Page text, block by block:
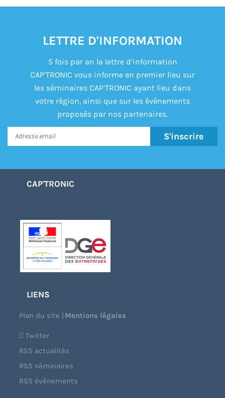
LETTRE D'INFORMATION
5 fois par an la lettre d’information
CAP’TRONIC vous informe en premier lieu sur
les séminaires CAP’TRONIC ayant lieu dans
votre région, ainsi que sur les événements
proposés par nos partenaires.
S'inscrire
CAP'TRONIC
LIENS
Plan du site |Mentions légales
Twitter
RSS actualités
RSS séminaires
RSS évènements